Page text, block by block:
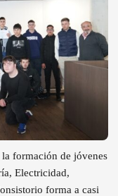
formación de jóvenes
Electricidad,
forma a casi